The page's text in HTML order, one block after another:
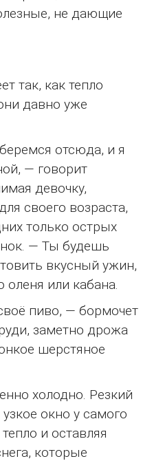
не дающие
так, как тепло
давно уже
отсюда, и я
— говорит
девочку,
своего возраста,
только острых
— Ты будешь
вкусный ужин,
оленя или кабана.
пиво, — бормочет
заметно дрожа
шерстяное
холодно. Резкий
окно у самого
и оставляя
которые